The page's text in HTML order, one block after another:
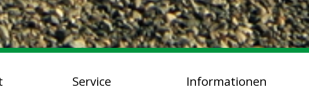
Service Informationen